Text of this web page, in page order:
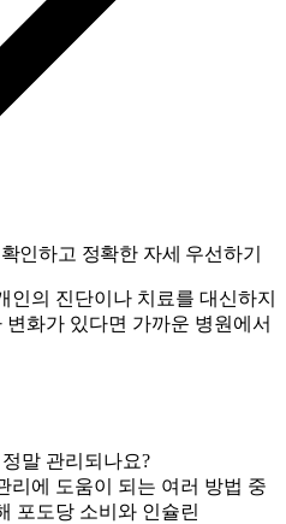
인하고 정확한 자세 우선하기
인의 진단이나 치료를 대신하지
화가 있다면 가까운 병원에서
말 관리되나요?
리에 도움이 되는 여러 방법 중
포도당 소비와 인슐린